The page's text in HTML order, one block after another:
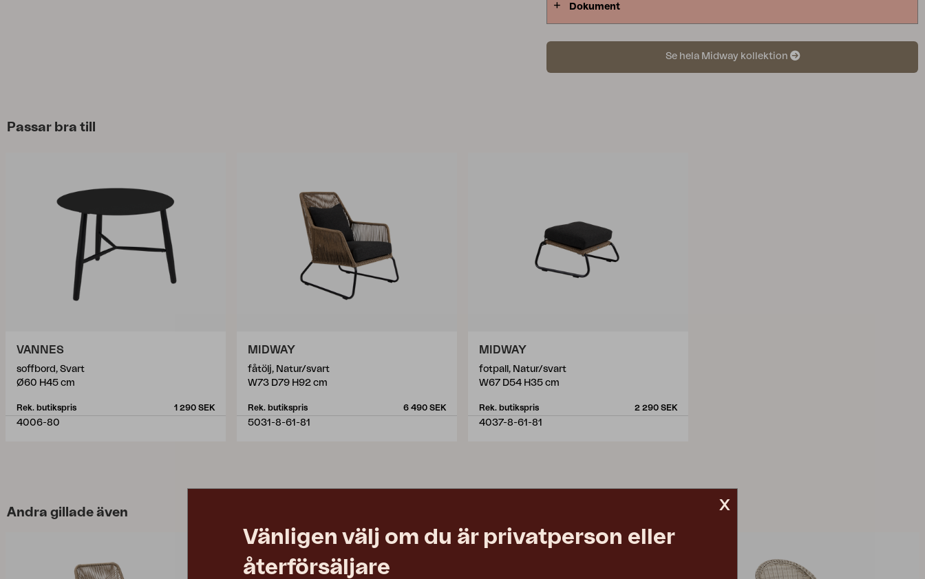
Dokument
Se hela Midway kollektion
Passar bra till
VANNES
soffbord, Svart
Ø60 H45 cm
Rek. butikspris 1 290 SEK
4006-80
MIDWAY
fåtölj, Natur/svart
W73 D79 H92 cm
Rek. butikspris 6 490 SEK
5031-8-61-81
MIDWAY
fotpall, Natur/svart
W67 D54 H35 cm
Rek. butikspris 2 290 SEK
4037-8-61-81
Andra gillade även x
Vänligen välj om du är privatperson eller
återförsäljare